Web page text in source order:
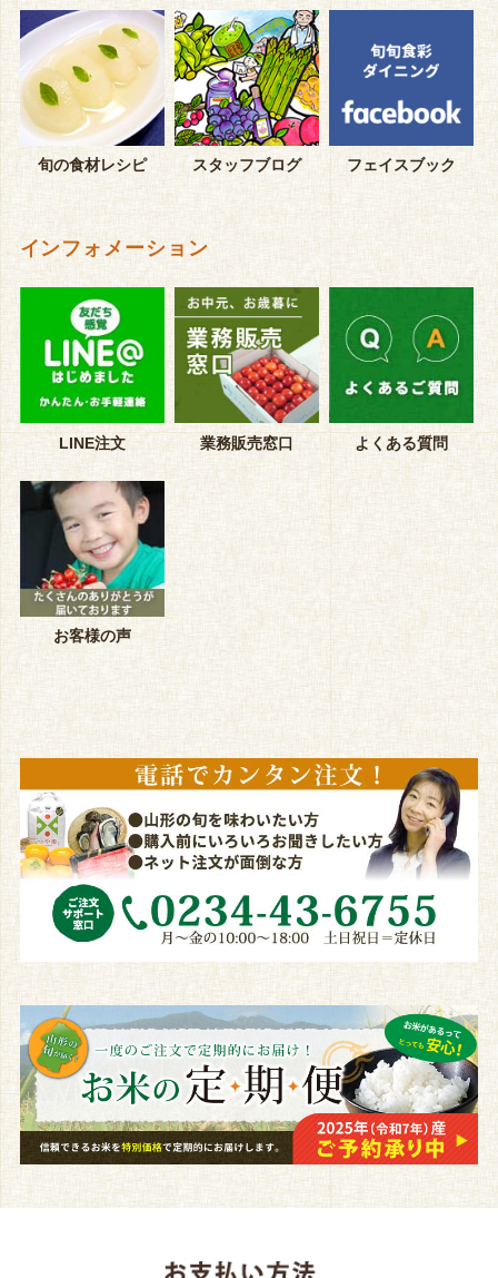
旬の食材レシピ スタッフブログ フェイスブック
インフォメーション
LINE注文 業務販売窓口 よくある質問
お客様の声